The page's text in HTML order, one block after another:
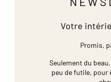
Votre
Promis,
Seulement du
peu de futile, pour